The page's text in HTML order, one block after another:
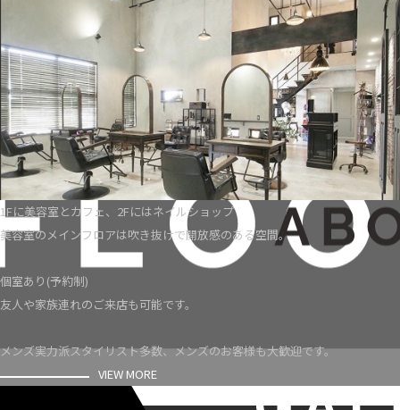
1Fに美容室とカフェ、2Fにはネイルショップ
美容室のメインフロアは吹き抜けで開放感のある空間。
個室あり(予約制)
友人や家族連れのご来店も可能です。
メンズ実力派スタイリスト多数、メンズのお客様も大歓迎です。
VIEW MORE